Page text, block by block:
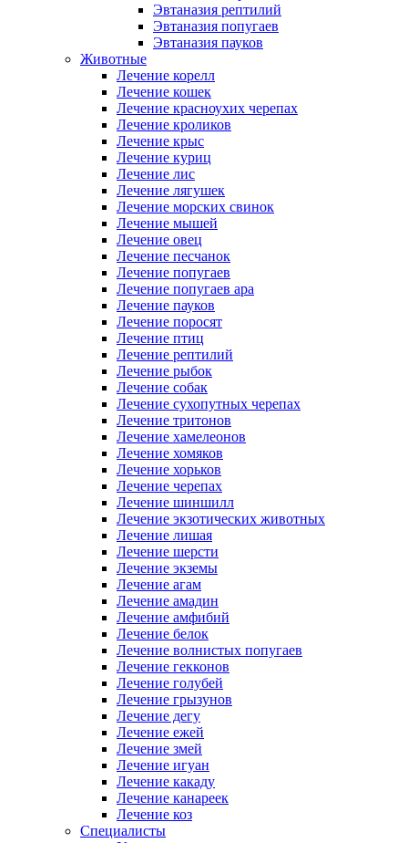
Эвтаназия рептилий
Эвтаназия попугаев
Эвтаназия пауков
Животные
Лечение корелл
Лечение кошек
Лечение красноухих черепах
Лечение кроликов
Лечение крыс
Лечение куриц
Лечение лис
Лечение лягушек
Лечение морских свинок
Лечение мышей
Лечение овец
Лечение песчанок
Лечение попугаев
Лечение попугаев ара
Лечение пауков
Лечение поросят
Лечение птиц
Лечение рептилий
Лечение рыбок
Лечение собак
Лечение сухопутных черепах
Лечение тритонов
Лечение хамелеонов
Лечение хомяков
Лечение хорьков
Лечение черепах
Лечение шиншилл
Лечение экзотических животных
Лечение лишая
Лечение шерсти
Лечение экземы
Лечение агам
Лечение амадин
Лечение амфибий
Лечение белок
Лечение волнистых попугаев
Лечение гекконов
Лечение голубей
Лечение грызунов
Лечение дегу
Лечение ежей
Лечение змей
Лечение игуан
Лечение какаду
Лечение канареек
Лечение коз
Специалисты